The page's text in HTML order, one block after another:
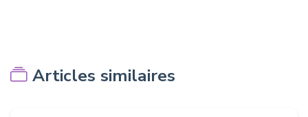
Articles similaires